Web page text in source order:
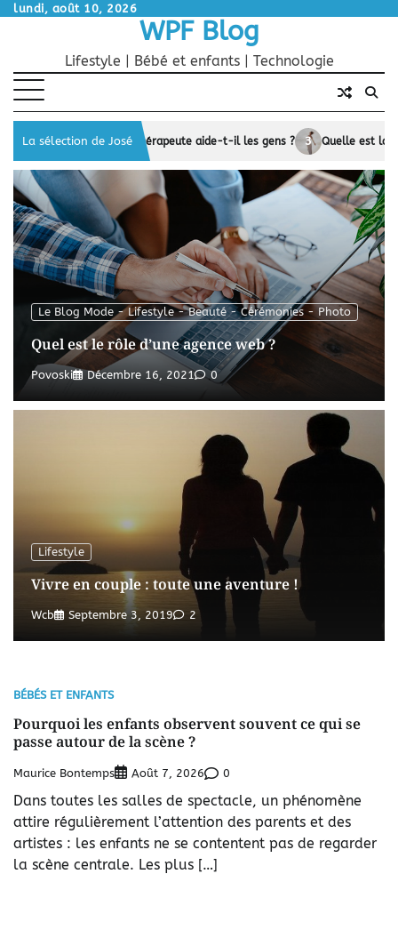
Skiplundi, août 10, 2026
WPF Blog
Lifestyle | Bébé et enfants | Technologie
La sélection de José
l’hypnothérapeute aide-t-il les gens ? 3 Quelle est la meilleure
Le Blog Mode - Lifestyle - Beauté - Cérémonies - Photo
Quel est le rôle d’une agence web ?
Povoski Décembre 16, 2021 0
Lifestyle
Vivre en couple : toute une aventure !
Wcb Septembre 3, 2019 2
BÉBÉS ET ENFANTS
Pourquoi les enfants observent souvent ce qui se
passe autour de la scène ?
Maurice Bontemps Août 7, 2026 0
Dans toutes les salles de spectacle, un phénomène
attire régulièrement l’attention des parents et des
artistes : les enfants ne se contentent pas de regarder
la scène centrale. Les plus […]